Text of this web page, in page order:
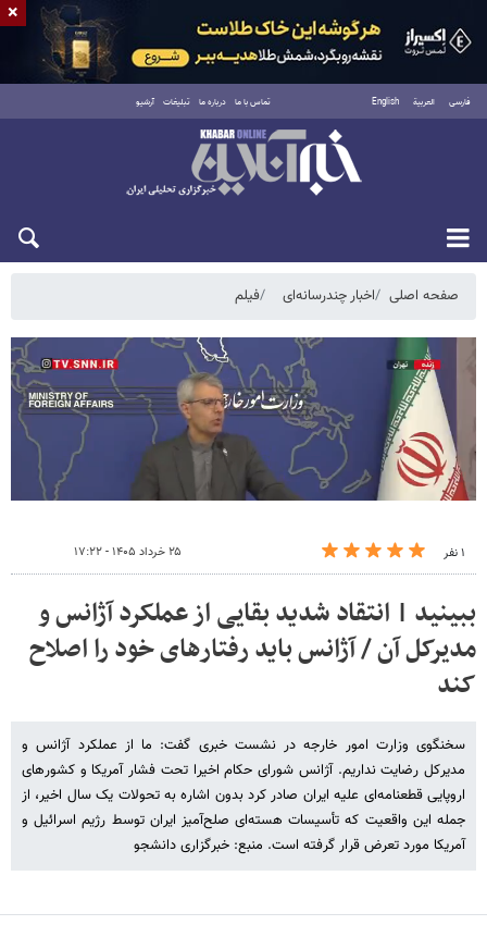
فارسی العربية English تماس با ما درباره ما تبلیغات آرشیو
یکشنبه ۱۸ مرداد ۱۴۰۵
صفحه اصلی اخبار چندرسانه‌ای فیلم
۱ نفر ۲۵ خرداد ۱۴۰۵ - ۱۷:۲۲
ببینید | انتقاد شدید بقایی از عملکرد آژانس و
مدیرکل آن / آژانس باید رفتارهای خود را اصلاح
کند
سخنگوی وزارت امور خارجه در نشست خبری گفت: ما از عملکرد آژانس و
مدیرکل رضایت نداریم. آژانس شورای حکام اخیرا تحت فشار آمریکا و کشورهای
اروپایی قطعنامه‌ای علیه ایران صادر کرد بدون اشاره به تحولات یک سال اخیر، از
جمله این واقعیت که تأسیسات هسته‌ای صلح‌آمیز ایران توسط رژیم اسرائیل و
آمریکا مورد تعرض قرار گرفته است. منبع: خبرگزاری دانشجو
×